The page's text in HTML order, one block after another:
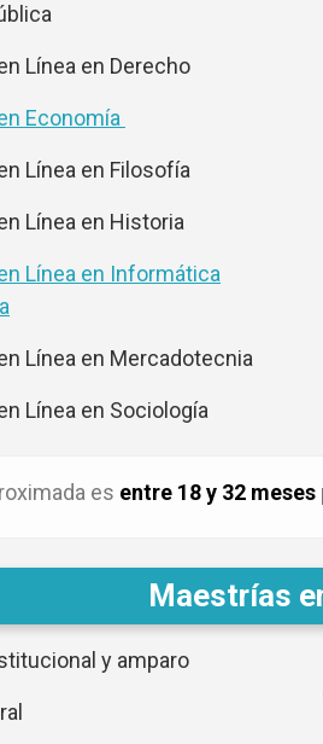
Línea en Derecho
Economía
Línea en Filosofía
Línea en Historia
Línea en Informática
Línea en Mercadotecnia
Línea en Sociología
es entre 18 y 32 meses
Maestrías
y amparo